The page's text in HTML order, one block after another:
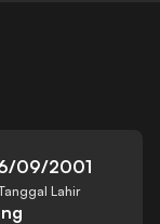
09/2001
Lahir